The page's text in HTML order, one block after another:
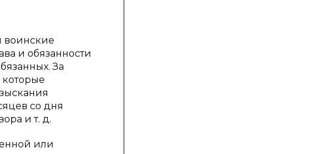
воинские
и обязанности
За
со дня
и т. д.
или